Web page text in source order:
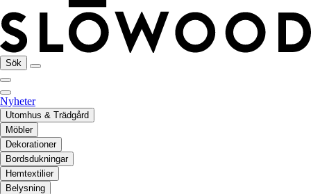
Sök
Nyheter
Utomhus & Trädgård
Möbler
Dekorationer
Bordsdukningar
Hemtextilier
Belysning